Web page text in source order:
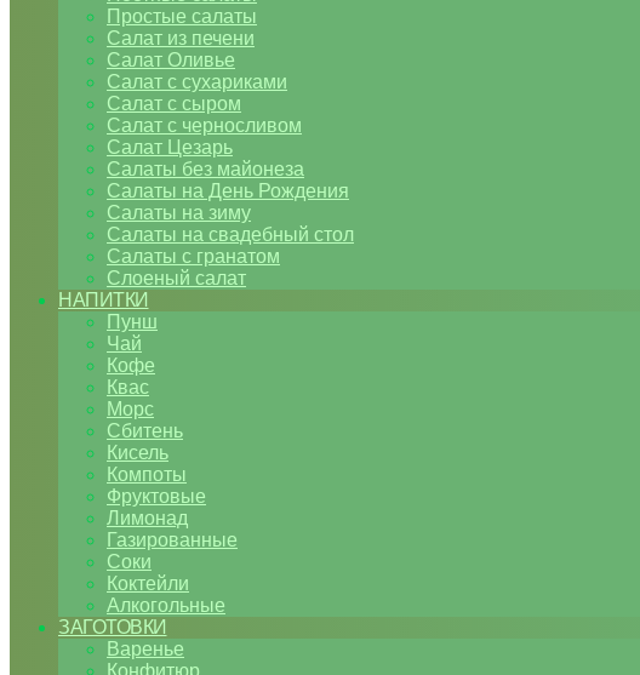
Простые салаты
Салат из печени
Салат Оливье
Салат с сухариками
Салат с сыром
Салат с черносливом
Салат Цезарь
Салаты без майонеза
Салаты на День Рождения
Салаты на зиму
Салаты на свадебный стол
Салаты с гранатом
Слоеный салат
НАПИТКИ
Пунш
Чай
Кофе
Квас
Морс
Сбитень
Кисель
Компоты
Фруктовые
Лимонад
Газированные
Соки
Коктейли
Алкогольные
ЗАГОТОВКИ
Варенье
Конфитюр